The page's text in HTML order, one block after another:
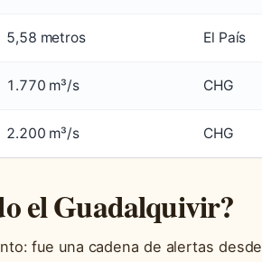
5,58 metros El País
1.770 m³/s CHG
2.200 m³/s CHG
el Guadalquivir?
fue una cadena de alertas desde